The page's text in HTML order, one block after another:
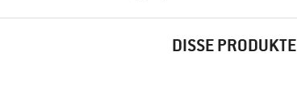
DISSE